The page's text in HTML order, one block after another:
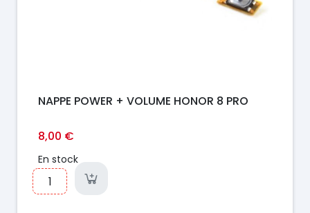
NAPPE POWER + VOLUME HONOR 8 PRO
8,00 €
En stock